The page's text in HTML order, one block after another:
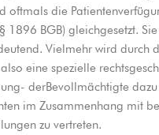
oftmals die
1896 BGB) gleichgesetzt.
Vielmehr wird durch
eine spezielle
derBevollmächtigte
im Zusammenhang mit
zu vertreten.